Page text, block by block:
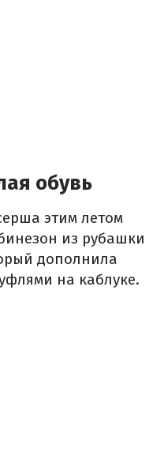
обувь
этим летом
из рубашки
дополнила
на каблуке.